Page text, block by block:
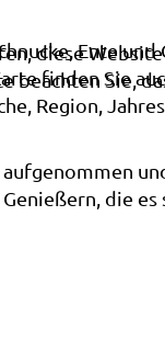
Ente und
finden Sie
Region,
die es
diese
beachten Sie,